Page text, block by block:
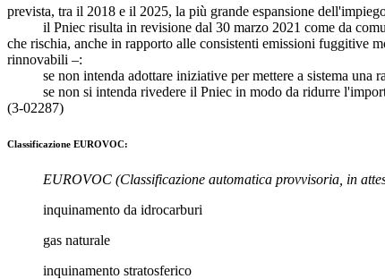
prevista, tra il 2018 e il 2025, la più grande espansione
il Pniec risulta in revisione dal 30 marzo 2021 come da
che rischia, anche in rapporto alle consistenti emissioni fuggitive
rinnovabili –:
se non intenda adottare iniziative per mettere a sistema una
se non si intenda rivedere il Pniec in modo da ridurre
(3-02287)
Classificazione EUROVOC:
EUROVOC (Classificazione automatica provvisoria, in
inquinamento da idrocarburi
gas naturale
inquinamento stratosferico